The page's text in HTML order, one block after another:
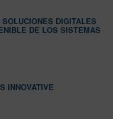
DIGITALES
DE LOS SISTEMAS
INNOVATIVE